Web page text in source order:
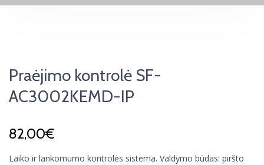
Praėjimo kontrolė SF-
AC3002KEMD-IP
82,00€
Laiko ir lankomumo kontrolės sistema. Valdymo būdas: piršto